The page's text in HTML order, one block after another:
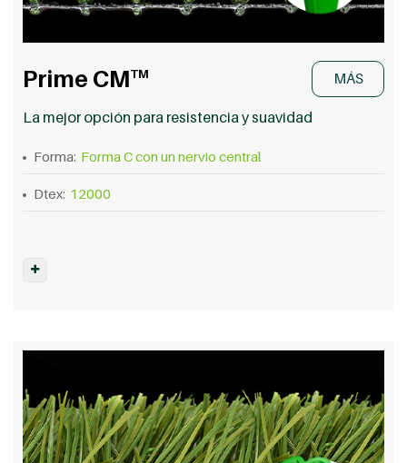
Prime CMTM MÁS
La mejor opción para resistencia y suavidad
Forma: Forma C con un nervio central
Dtex: 12000